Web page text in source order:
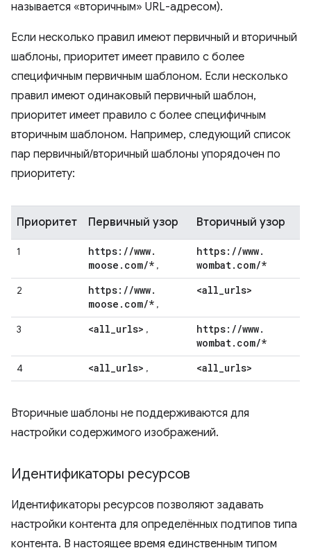
называется «вторичным» URL-адресом).
Если несколько правил имеют первичный и вторичный
шаблоны, приоритет имеет правило с более
специфичным первичным шаблоном. Если несколько
правил имеют одинаковый первичный шаблон,
приоритет имеет правило с более специфичным
вторичным шаблоном. Например, следующий список
пар первичный/вторичный шаблоны упорядочен по
приоритету:
Приоритет Первичный узор Вторичный узор
1 https: //www.
moose . com/* ,
https: //www.
wombat. com/*
2 https: //www.
moose . com/* ,
<all_urls>
3 <all_urls> , https: //www.
wombat. com/*
4 <all_urls> , <all_urls>
Вторичные шаблоны не поддерживаются для
настройки содержимого изображений.
Идентификаторы ресурсов
Идентификаторы ресурсов позволяют задавать
настройки контента для определённых подтипов типа
контента. В настоящее время единственным типом